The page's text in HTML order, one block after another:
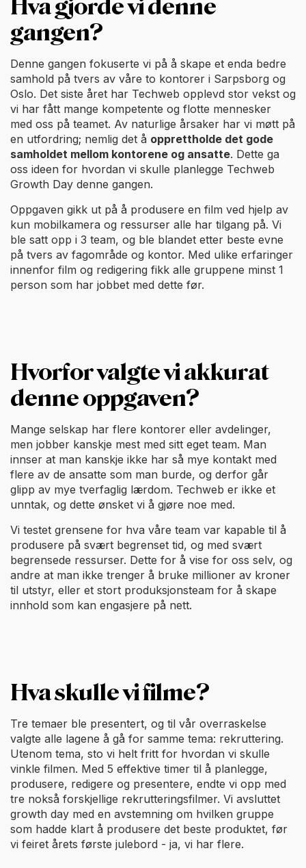
Hva gjorde vi denne
gangen?
Denne gangen fokuserte vi på å skape et enda bedre
samhold på tvers av våre to kontorer i Sarpsborg og
Oslo. Det siste året har Techweb opplevd stor vekst og
vi har fått mange kompetente og flotte mennesker
med oss på teamet. Av naturlige årsaker har vi møtt på
en utfordring; nemlig det å opprettholde det gode
samholdet mellom kontorene og ansatte. Dette ga
oss ideen for hvordan vi skulle planlegge Techweb
Growth Day denne gangen.
Oppgaven gikk ut på å produsere en film ved hjelp av
kun mobilkamera og ressurser alle har tilgang på. Vi
ble satt opp i 3 team, og ble blandet etter beste evne
på tvers av fagområde og kontor. Med ulike erfaringer
innenfor film og redigering fikk alle gruppene minst 1
person som har jobbet med dette før.
Hvorfor valgte vi akkurat
denne oppgaven?
Mange selskap har flere kontorer eller avdelinger,
men jobber kanskje mest med sitt eget team. Man
innser at man kanskje ikke har så mye kontakt med
flere av de ansatte som man burde, og derfor går
glipp av mye tverfaglig lærdom. Techweb er ikke et
unntak, og dette ønsket vi å gjøre noe med.
Vi testet grensene for hva våre team var kapable til å
produsere på svært begrenset tid, og med svært
begrensede ressurser. Dette for å vise for oss selv, og
andre at man ikke trenger å bruke millioner av kroner
til utstyr, eller et stort produksjonsteam for å skape
innhold som kan engasjere på nett.
Hva skulle vi filme?
Tre temaer ble presentert, og til vår overraskelse
valgte alle lagene å gå for samme tema: rekruttering.
Utenom tema, sto vi helt fritt for hvordan vi skulle
vinkle filmen. Med 5 effektive timer til å planlegge,
produsere, redigere og presentere, endte vi opp med
tre nokså forskjellige rekrutteringsfilmer. Vi avsluttet
growth day med en avstemning om hvilken gruppe
som hadde klart å produsere det beste produktet, før
vi feiret årets første julebord - ja, vi har flere.